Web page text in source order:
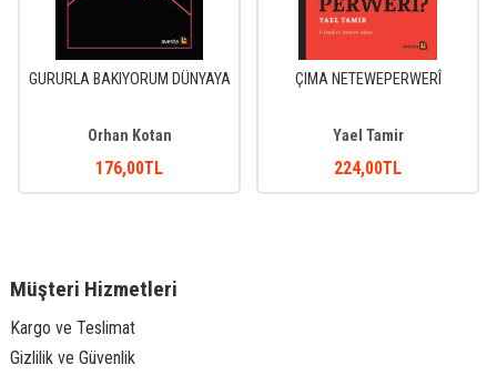
GURURLA BAKIYORUM DÜNYAYA
Orhan Kotan
176,00TL
ÇIMA NETEWEPERWERÎ
Yael Tamir
224,00TL
Müşteri Hizmetleri
Kargo ve Teslimat
Gizlilik ve Güvenlik